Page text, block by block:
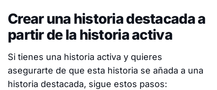
Crear una historia destacada a
partir de la historia activa
Si tienes una historia activa y quieres
asegurarte de que esta historia se añada a una
historia destacada, sigue estos pasos: